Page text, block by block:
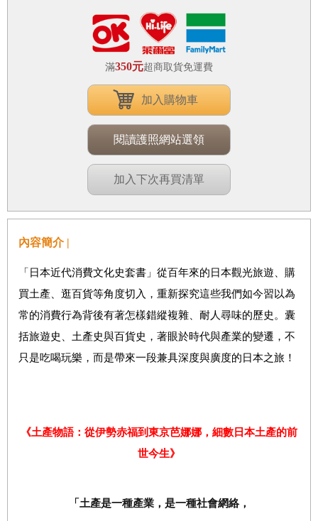
滿350元超商取貨免運費
加入購物車
閱讀護照網站選領
加入下次再買清單
內容簡介 |
「日本近代消費文化史套書」從百年來的日本觀光旅遊、購
買土產、逛百貨等角度切入，重新探究這些我們如今習以為
常的消費行為背後有著怎樣錯縱複雜、耐人尋味的歷史。囊
括旅遊史、土產史與百貨史，著眼於時代與產業的變遷，不
只是吃喝玩樂，而是帶來一段兼具深度與廣度的日本之旅！
《土產物語：從伊勢赤福到東京芭娜娜，細數日本土產的前
世今生》
「土產是一種產業，是一種社會網絡，